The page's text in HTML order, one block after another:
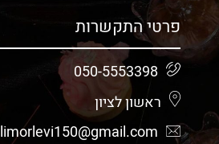
פרטי התקשרות
050-5553398
ראשון לציון
limorlevi150@gmail.com